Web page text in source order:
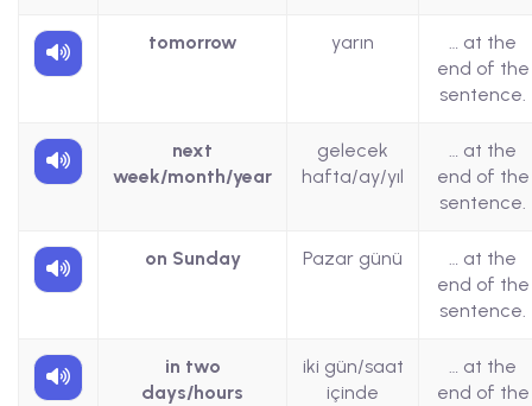
tomorrow yarın
… at the
end of the
sentence.
next
week/month/year
gelecek
hafta/ay/yıl
… at the
end of the
sentence.
on Sunday Pazar günü
… at the
end of the
sentence.
in two
days/hours
iki gün/saat
içinde
… at the
end of the